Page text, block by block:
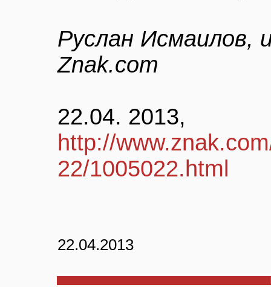
Руслан Исмаилов,
Znak.com
22.04. 2013,
http://
22/1005022.html
22.04.2013